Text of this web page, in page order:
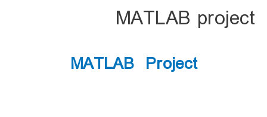
MATLAB project
MATLAB Project